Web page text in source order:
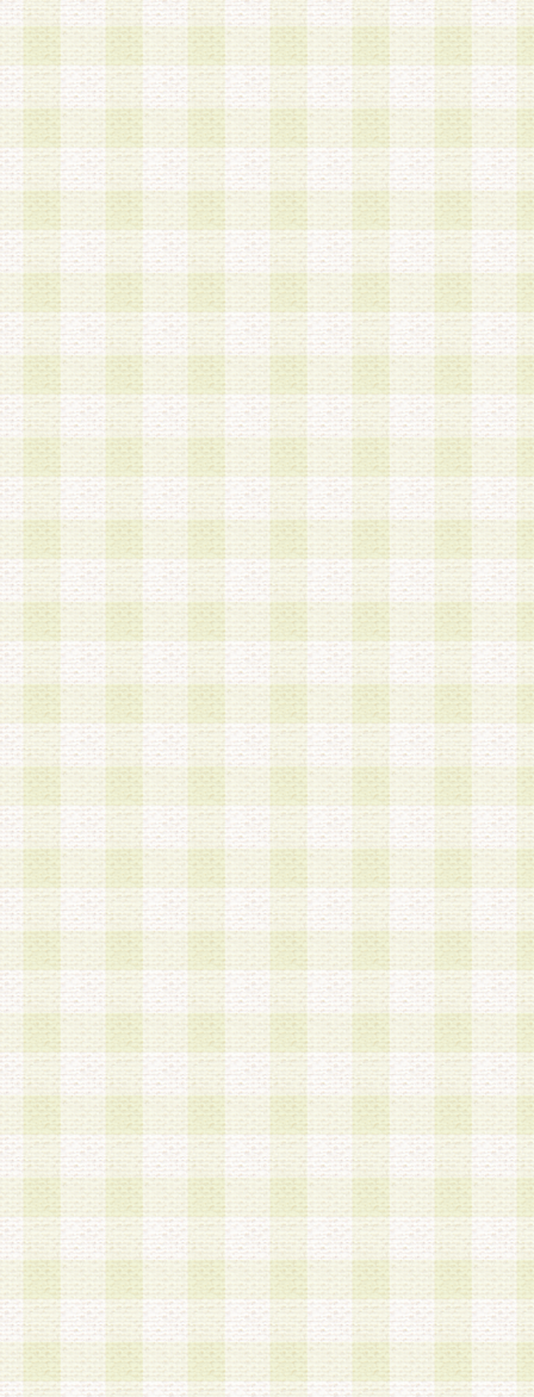
ならないものとします。
4.当社は、会員によるログインIDおよびパスワー
盗用など第三者の利用に伴う損害の発生について
き事由の有無、その他原因の如何を問わず、一切
のとします。
第5条 会員の登録情報
1.当社は、会員の登録情報に含まれる氏名・住所
アドレス等会員個人を識別できる情報を当社が別
シーポリシー
」に基づき適切に取り扱うものとし
は、当該個人情報を以下の各号に定める目的に利
す。なお、これら事項以外の目的で個人情報を利
かじめ会員の同意を得たうえで利用するものとし
a.本サービスの実施または運営
b.本サービスに係る謝礼、景品、調査サンプル品
c.会員からの電話、メール等の問い合わせなどへ
d.その他これらに付随する業務
2.当社は、会員個人を識別することのできる情報
会員情報を本人の承諾なく第三者に開示すること
人を識別できる情報について第三者に開示または
社は事前に会員本人の同意を得るものとします。
3.前項の定めに拘わらず、当社は、以下の目的に
意を 得ることなく、会員個人を識別できる情報
づき選定した委託業者に対して当社の責任におい
できるものとします。な お、当社は、当該委託
契約を締結しこれを遵守させるとともに、本規約
の注意をもって当該情報を使用させるものとし ま
a.本サービスに係る謝礼、景品、調査サンプル品
b.会員からの電話、メール等の問い合わせなどへ
c.モバイルリサーチ、またはグループ形式による
実施もしくは運営
d.その他これらに付随する業務
4.会員は、住所、電話番号その他の登録情報につ
合は、速やかに当社所定の変更手続きを行うもの
5.当社は、必要と認めた場合、会員に対して、電
手段により登録情報の対象者が会員登録者本人で
の内容が正確であること、アンケートの回答内容
うことができるものとます。
6.会員は、会員登録後当社が定期的に行う登録情
して、当社指定の期間内に更新手続きを行うもの
該期間内に更新手続きを行わない場合、その時点
発行したポイントは失効されるものとします。